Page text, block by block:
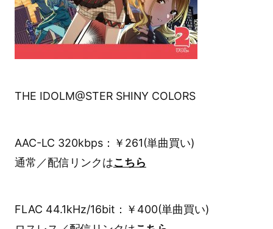
THE IDOLM@STER SHINY COLORS
AAC-LC 320kbps：￥261(単曲買い)
通常／配信リンクはこちら
FLAC 44.1kHz/16bit：￥400(単曲買い)